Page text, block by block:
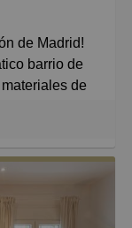
barrio de
de
moderno y
este inmueble
baños en
y equipado
salón y la
ideal